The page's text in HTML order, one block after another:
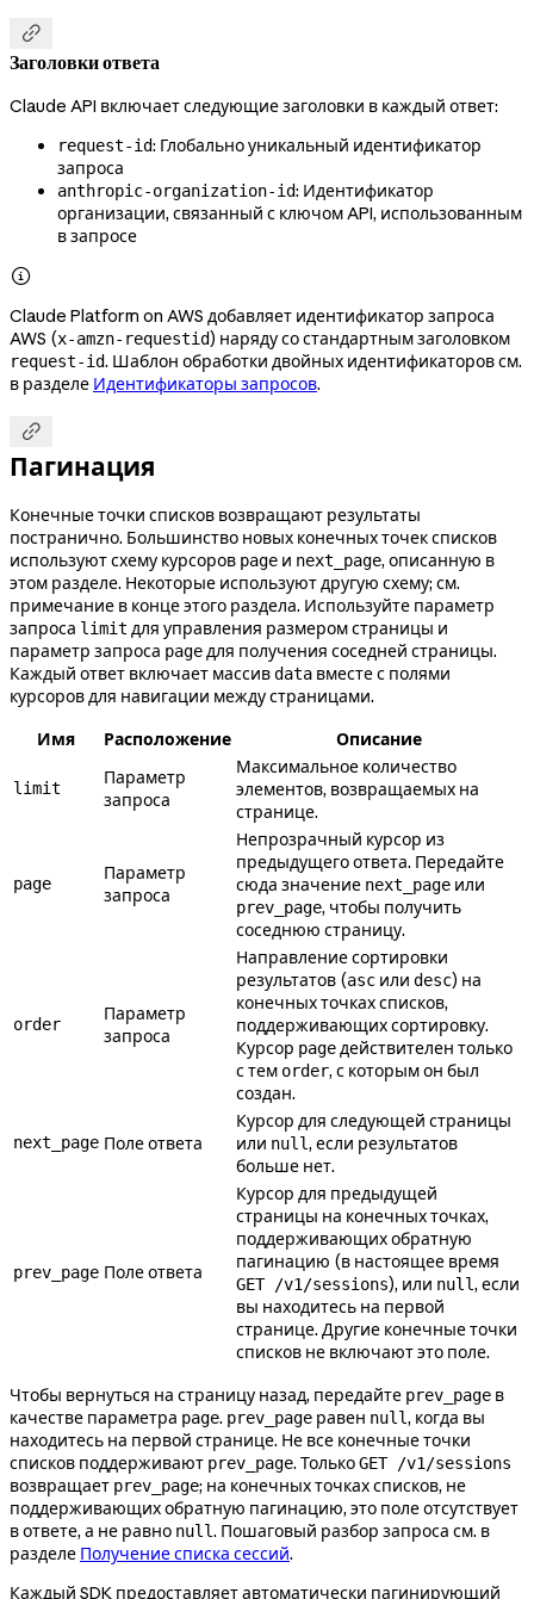

Заголовки ответа
Claude API включает следующие заголовки в каждый ответ:
request-id: Глобально уникальный идентификатор
запроса
anthropic-organization-id: Идентификатор
организации, связанный с ключом API, использованным
в запросе

Claude Platform on AWS добавляет идентификатор запроса
AWS (x-amzn-requestid) наряду со стандартным заголовком
request-id. Шаблон обработки двойных идентификаторов см.
в разделе Идентификаторы запросов.

Пагинация
Конечные точки списков возвращают результаты
постранично. Большинство новых конечных точек списков
используют схему курсоров page и next_page, описанную в
этом разделе. Некоторые используют другую схему; см.
примечание в конце этого раздела. Используйте параметр
запроса limit для управления размером страницы и
параметр запроса pageдля получения соседней страницы.
Каждый ответ включает массивdata вместе с полями
курсоров для навигации между страницами.
Имя
Расположение Описание
limit
Параметр
запроса
Максимальное количество
элементов, возвращаемых на
странице.
page
Параметр
запроса
Непрозрачный курсор из
предыдущего ответа. Передайте
сюда значение next_page или
prev_page, чтобы получить
соседнюю страницу.
order
Параметр
запроса
Направление сортировки
результатов (asc или desc) на
конечных точках списков,
поддерживающих сортировку.
Курсор pageдействителен только
с тем order, с которым он был
создан.
next_page Поле ответа
Курсор для следующей страницы
или null, если результатов
больше нет.
prev_page Поле ответа
Курсор для предыдущей
страницы на конечных точках,
поддерживающих обратную
пагинацию (в настоящее время
GET /v1/sessions), или null, если
вы находитесь на первой
странице. Другие конечные точки
списков не включают это поле.
Чтобы вернуться на страницу назад, передайте prev_page в
качестве параметра page. prev_page равен null, когда вы
находитесь на первой странице. Не все конечные точки
списков поддерживают prev_page. ТолькоGET /v1/sessions
возвращает prev_page; на конечных точках списков, не
поддерживающих обратную пагинацию, это поле отсутствует
в ответе, а не равно null. Пошаговый разбор запроса см. в
разделе Получение списка сессий.
Каждый SDK предоставляет автоматически пагинирующий